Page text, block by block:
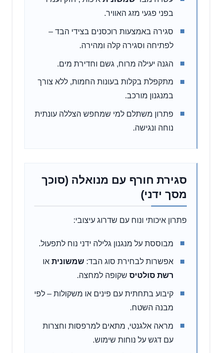
בפני פגעי מזג האוויר.
סגירה באמצעות רוכסנים בצידי הבד –
לפתיחה וסגירה קלה ומהירה.
הגנה יעילה מרוח, גשם וחדירת מים.
מתקפלת בקלות בעונות החמות, ללא צורך
במנגנון מורכב.
פתרון משתלם למי שמחפש הצללה עונתית
נוחה ונגישה.
סגירת חורף עם מנואלה (סוכך
מסך ידני)
פתרון איכותי ונוח עם שדרוג עיצובי:
מבוססת על מנגנון גלילה ידני נוח לתפעול.
אפשרות לבחירת סוג הבד: שמשוניתאו
רשת סולטיסשקופה למחצה.
קיבוע בתחתית עם פינים או משקולות – לפי
מבנה השטח.
מראה אלגנטי, מתאים למרפסות וחצרות
עם דגש על נוחות שימוש.